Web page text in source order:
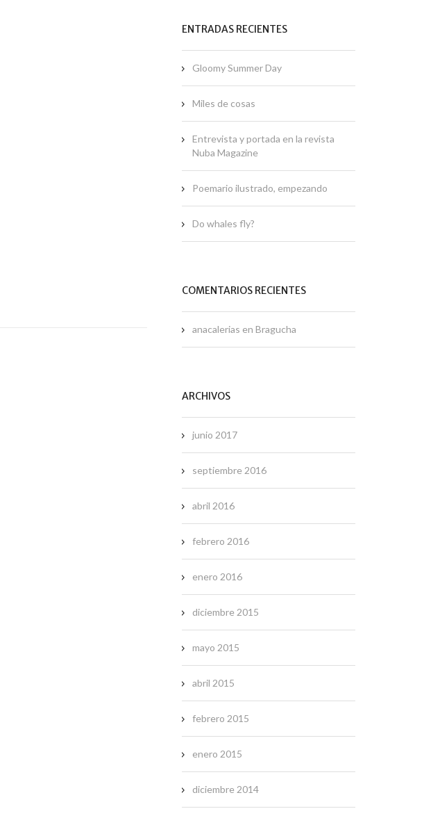
ENTRADAS RECIENTES
Gloomy Summer Day
Miles de cosas
Entrevista y portada en la revista
Nuba Magazine
Poemario ilustrado, empezando
Do whales fly?
COMENTARIOS RECIENTES
anacalerias en Bragucha
ARCHIVOS
junio 2017
septiembre 2016
abril 2016
febrero 2016
enero 2016
diciembre 2015
mayo 2015
abril 2015
febrero 2015
enero 2015
diciembre 2014